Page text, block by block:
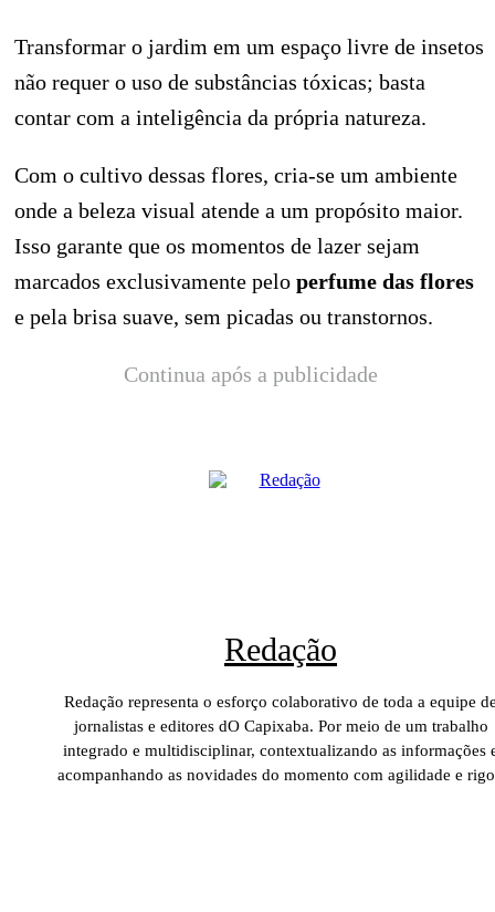
Transformar o jardim em um espaço livre de insetos
não requer o uso de substâncias tóxicas; basta
contar com a inteligência da própria natureza.
Com o cultivo dessas flores, cria-se um ambiente
onde a beleza visual atende a um propósito maior.
Isso garante que os momentos de lazer sejam
marcados exclusivamente pelo perfume das flores
e pela brisa suave, sem picadas ou transtornos.
Continua após a publicidade
Redação
Redação representa o esforço colaborativo de toda a equipe
jornalistas e editores dO Capixaba. Por meio de um trabalho
integrado e multidisciplinar, contextualizando as informações
acompanhando as novidades do momento com agilidade e